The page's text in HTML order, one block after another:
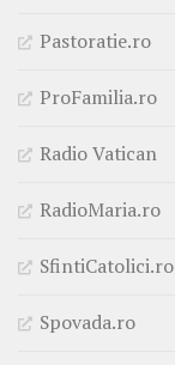
Pastoratie.ro
ProFamilia.ro
Radio Vatican
RadioMaria.ro
SfintiCatolici.ro
Spovada.ro